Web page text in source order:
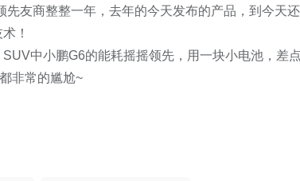
先友商整整一年，去年的今天发布的产品，到今天
！
中小鹏G6的能耗摇摇领先，用一块小电池，差
非常的尴尬~